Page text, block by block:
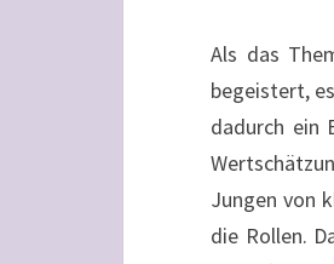
Als das
begeistert,
dadurch ein
Jungen von
die Rollen.